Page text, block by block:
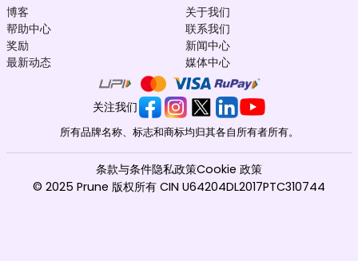
博客
帮助中心
奖励
最新动态
关于我们
联系我们
新闻中心
媒体中心
关注我们
所有品牌名称、标志和商标均归其各自所有者所有。
© 2025 Prune 版权所有 CIN U64204DL2017PTC310744
条款与条件隐私政策Cookie 政策